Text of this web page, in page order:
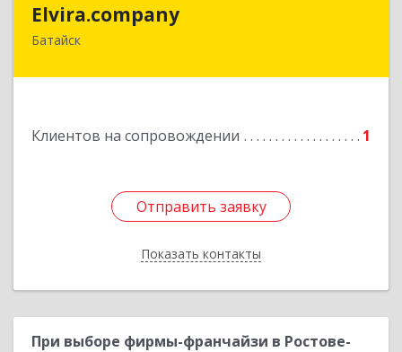
Elvira.company
Батайск
Клиентов на сопровождении 1
Отправить заявку
Показать контакты
Отправить заявку
Назад
При выборе фирмы-франчайзи в Ростове-